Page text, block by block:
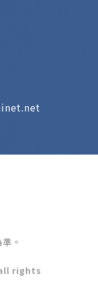
。
all rights